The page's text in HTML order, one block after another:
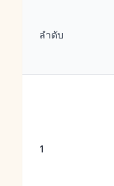
ลำดับ
1